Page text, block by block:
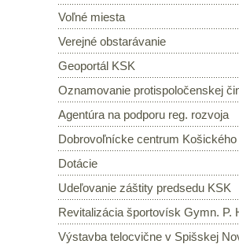
Voľné miesta
Verejné obstarávanie
Geoportál KSK
Oznamovanie protispoločenskej
Agentúra na podporu reg. rozvoja
Dobrovoľnícke centrum Košického
Dotácie
Udeľovanie záštity predsedu KSK
Revitalizácia športovísk Gymn. P.
Výstavba telocvične v Spišskej